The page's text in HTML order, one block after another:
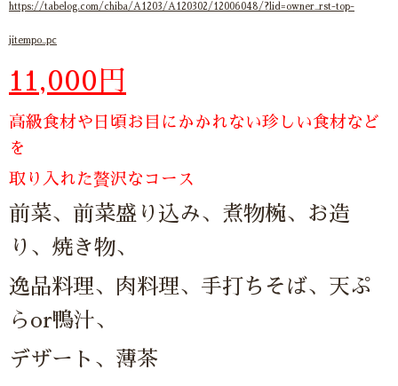
https://tabelog.com/chiba/A1203/A120302/12006048/?lid=owner_rst-top-
jitempo_pc
11,000円
高級食材や日頃お目にかかれない珍しい食材など
を
取り入れた贅沢なコース
前菜、前菜盛り込み、煮物椀、お造
り、焼き物、
逸品料理、肉料理、 手打ちそば、天ぷ
らor鴨汁、
デザート、薄茶